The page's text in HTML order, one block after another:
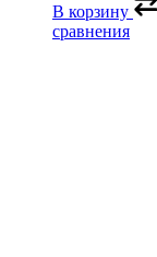
В корзину
сравнения